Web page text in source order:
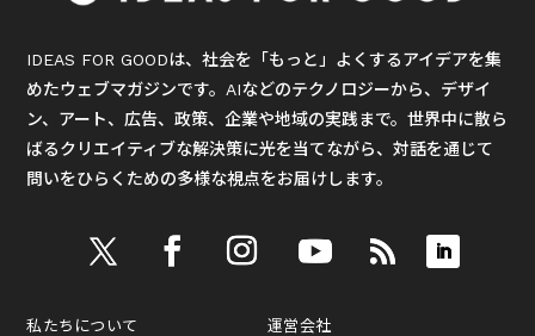
IDEAS FOR GOODは、社会を「もっと」よくするアイデアを集
めたウェブマガジンです。AIなどのテクノロジーから、デザイ
ン、アート、広告、政策、企業や地域の実践まで。世界中に散ら
ばるクリエイティブな解決策に光を当てながら、対話を通じて
問いをひらくための多様な視点をお届けします。
私たちについて 運営会社